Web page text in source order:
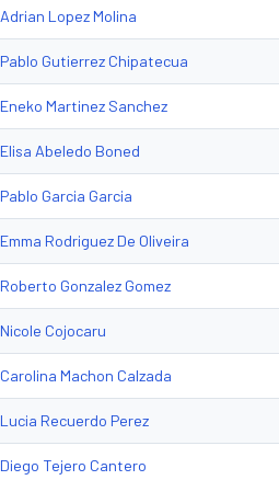
Adrian Lopez Molina
Pablo Gutierrez Chipatecua
Eneko Martinez Sanchez
Elisa Abeledo Boned
Pablo Garcia Garcia
Emma Rodriguez De Oliveira
Roberto Gonzalez Gomez
Nicole Cojocaru
Carolina Machon Calzada
Lucia Recuerdo Perez
Diego Tejero Cantero